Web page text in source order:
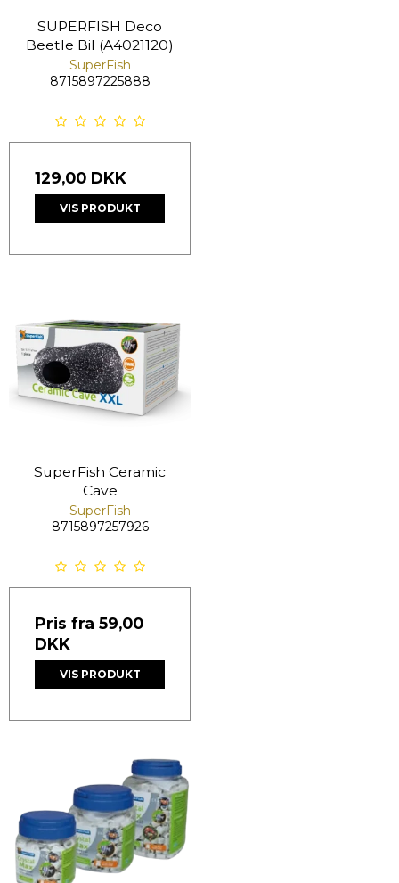
SUPERFISH Deco
Beetle Bil (A4021120)
SuperFish
8715897225888
129,00 DKK
VIS PRODUKT
SuperFish Ceramic
Cave
SuperFish
8715897257926
Pris fra 59,00
DKK
VIS PRODUKT